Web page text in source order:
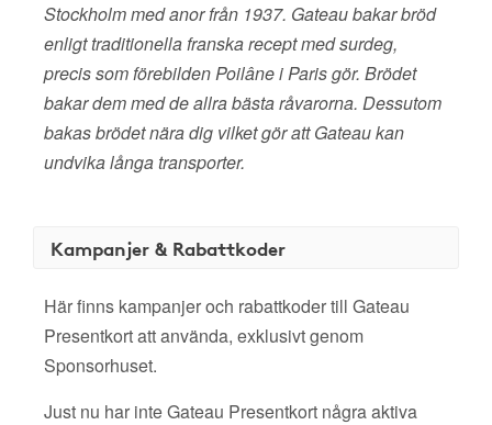
Stockholm med anor från 1937. Gateau bakar bröd
enligt traditionella franska recept med surdeg,
precis som förebilden Poilâne i Paris gör. Brödet
bakar dem med de allra bästa råvarorna. Dessutom
bakas brödet nära dig vilket gör att Gateau kan
undvika långa transporter.
Kampanjer & Rabattkoder
Här finns kampanjer och rabattkoder till Gateau
Presentkort att använda, exklusivt genom
Sponsorhuset.
Just nu har inte Gateau Presentkort några aktiva